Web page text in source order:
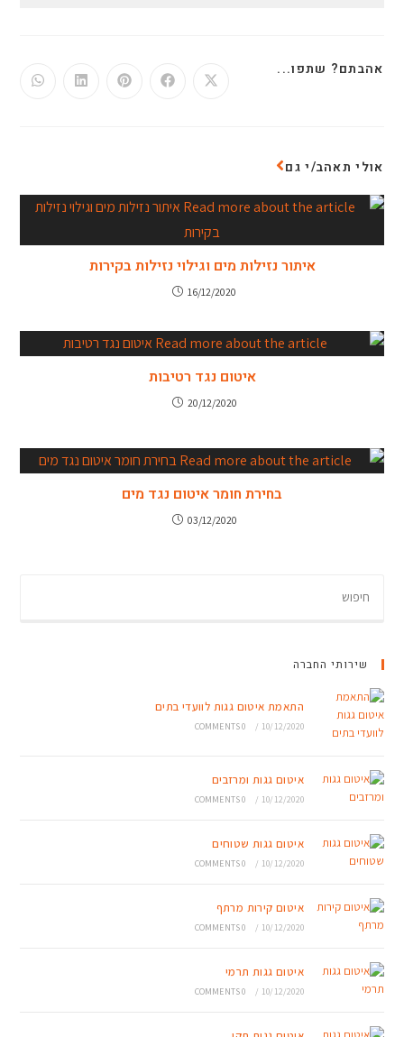
אהבתם? שתפו...
אולי תאהב/י גם
איתור נזילות מים וגילוי נזילות בקירות
16/12/2020
איטום נגד רטיבות
20/12/2020
בחירת חומר איטום נגד מים
03/12/2020
שירותי החברה
התאמת איטום גגות לוועדי בתים
10/12/2020
/
0 COMMENTS
איטום גגות ומרזבים
10/12/2020
/
0 COMMENTS
איטום גגות שטוחים
10/12/2020
/
0 COMMENTS
איטום קירות מרתף
10/12/2020
/
0 COMMENTS
איטום גגות תרמי
10/12/2020
/
0 COMMENTS